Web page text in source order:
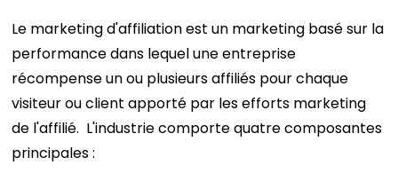
Le marketing d'affiliation est un marketing basé sur la
performance dans lequel une entreprise
récompense un ou plusieurs affiliés pour chaque
visiteur ou client apporté par les efforts marketing
de l'affilié. L'industrie comporte quatre composantes
principales :